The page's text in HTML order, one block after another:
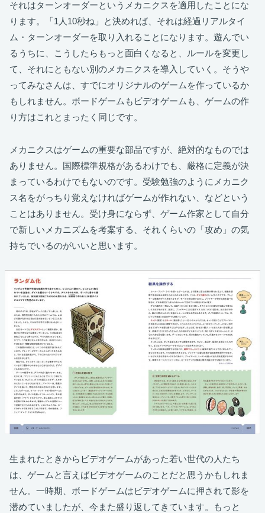
それはターンオーダーというメカニクスを適用したことにな
ります。「1人10秒ね」と決めれば、それは経過リアルタイ
ム・ターンオーダーを取り入れることになります。遊んでい
るうちに、こうしたらもっと面白くなると、ルールを変更し
て、それにともない別のメカニクスを導入していく。そうや
ってみなさんは、すでにオリジナルのゲームを作っているか
もしれません。ボードゲームもビデオゲームも、ゲームの作
り方はこれとまったく同じです。
メカニクスはゲームの重要な部品ですが、絶対的なものでは
ありません。国際標準規格があるわけでも、厳格に定義が決
まっているわけでもないのです。受験勉強のようにメカニク
ス名をがっちり覚えなければゲームが作れない、などという
ことはありません。受け身にならず、ゲーム作家として自分
で新しいメカニズムを考案する、それくらいの「攻め」の気
持ちでいるのがいいと思います。
生まれたときからビデオゲームがあった若い世代の人たち
は、ゲームと言えばビデオゲームのことだと思うかもしれま
せん。一時期、ボードゲームはビデオゲームに押されて影を
潜めていましたが、今また盛り返してきています。もっと